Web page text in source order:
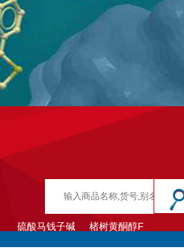
硫酸马钱子碱 楮树黄酮醇F